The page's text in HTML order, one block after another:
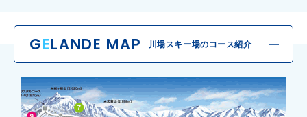
GELANDE MAP 川場スキー場のコース紹介